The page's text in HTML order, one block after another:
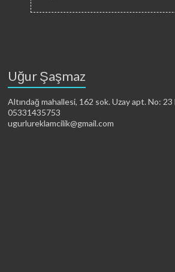
Uğur Şaşmaz
Altındağ mahallesi, 162 sok. Uzay apt. No:
05331435753
ugurlureklamcilik@gmail.com